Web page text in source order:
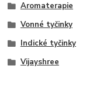
Aromaterapie
Vonné tyčinky
Indické tyčinky
Vijayshree